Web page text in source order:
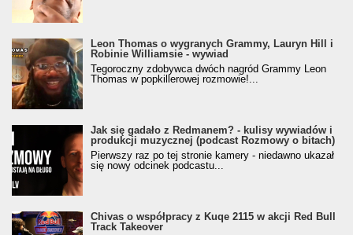
Leon Thomas o wygranych Grammy, Lauryn Hill i
Robinie Williamsie - wywiad
Tegoroczny zdobywca dwóch nagród Grammy Leon
Thomas w popkillerowej rozmowie!...
Jak się gadało z Redmanem? - kulisy wywiadów i
produkcji muzycznej (podcast Rozmowy o bitach)
Pierwszy raz po tej stronie kamery - niedawno ukazał
się nowy odcinek podcastu...
Chivas o współpracy z Kuqe 2115 w akcji Red Bull
Track Takeover